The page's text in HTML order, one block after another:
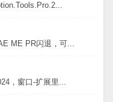
ME PR闪退，可...
，窗口-扩展里...